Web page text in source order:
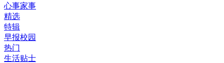
心事家事
精选
特辑
早报校园
热门
生活贴士